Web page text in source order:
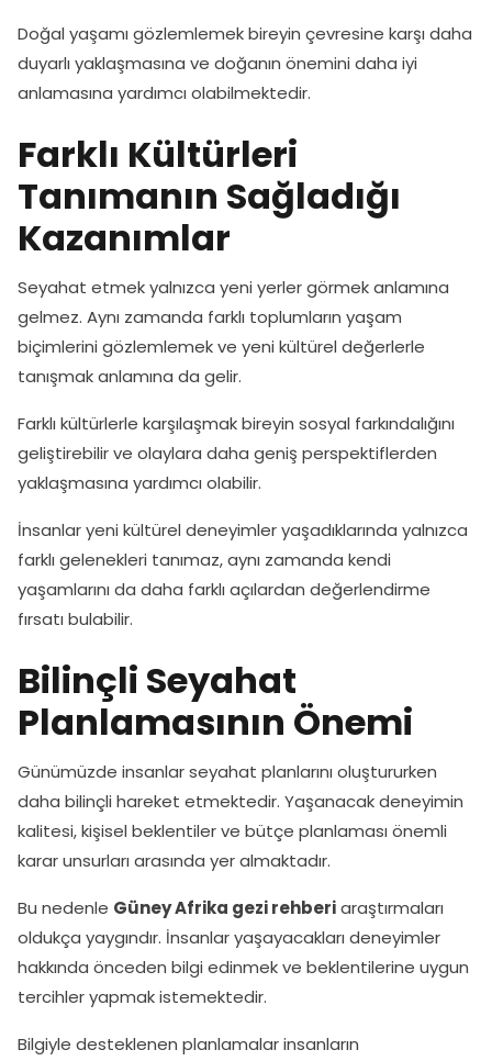
Doğal yaşamı gözlemlemek bireyin çevresine karşı daha
duyarlı yaklaşmasına ve doğanın önemini daha iyi
anlamasına yardımcı olabilmektedir.
Farklı Kültürleri
Tanımanın Sağladığı
Kazanımlar
Seyahat etmek yalnızca yeni yerler görmek anlamına
gelmez. Aynı zamanda farklı toplumların yaşam
biçimlerini gözlemlemek ve yeni kültürel değerlerle
tanışmak anlamına da gelir.
Farklı kültürlerle karşılaşmak bireyin sosyal farkındalığını
geliştirebilir ve olaylara daha geniş perspektiflerden
yaklaşmasına yardımcı olabilir.
İnsanlar yeni kültürel deneyimler yaşadıklarında yalnızca
farklı gelenekleri tanımaz, aynı zamanda kendi
yaşamlarını da daha farklı açılardan değerlendirme
fırsatı bulabilir.
Bilinçli Seyahat
Planlamasının Önemi
Günümüzde insanlar seyahat planlarını oluştururken
daha bilinçli hareket etmektedir. Yaşanacak deneyimin
kalitesi, kişisel beklentiler ve bütçe planlaması önemli
karar unsurları arasında yer almaktadır.
Bu nedenle Güney Afrika gezi rehberiaraştırmaları
oldukça yaygındır. İnsanlar yaşayacakları deneyimler
hakkında önceden bilgi edinmek ve beklentilerine uygun
tercihler yapmak istemektedir.
Bilgiyle desteklenen planlamalar insanların